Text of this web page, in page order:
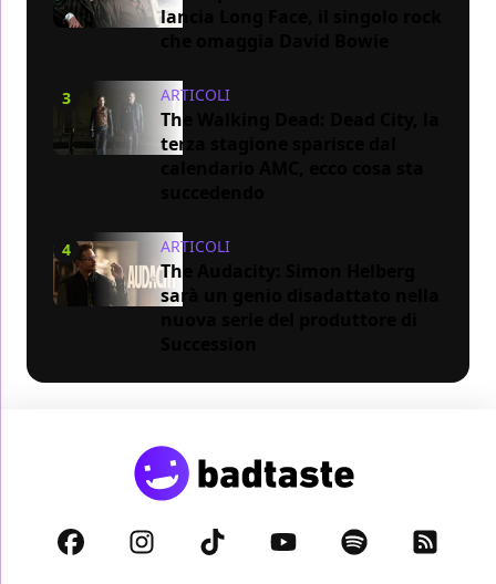
lancia Long Face, il singolo rock
3 ARTICOLI
The Walking Dead: Dead City, la
terza stagione sparisce dal
4 ARTICOLI
The Audacity: Simon Helberg
sarà un genio disadattato nella